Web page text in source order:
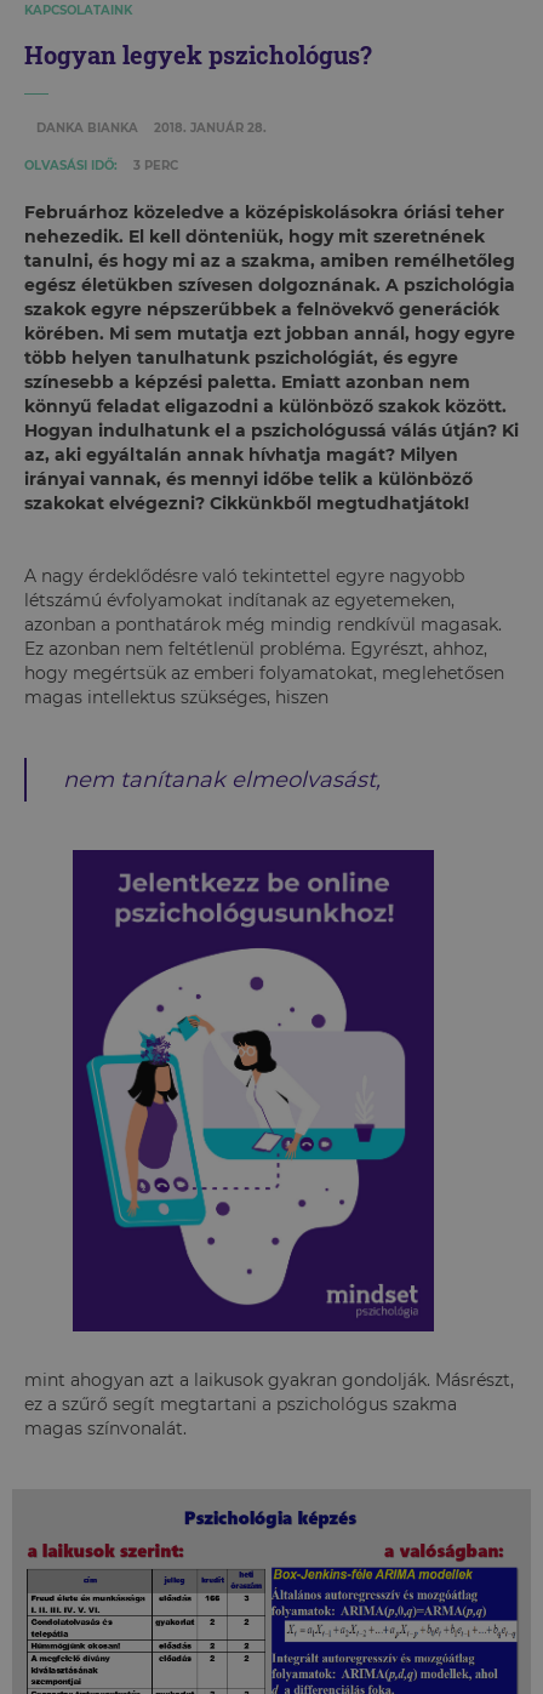
KAPCSOLATAINK
Hogyan legyek pszichológus?
DANKA BIANKA 2018. JANUÁR 28.
OLVASÁSI IDŐ: 3 PERC
Februárhoz közeledve a középiskolásokra óriási teher
nehezedik. El kell dönteniük, hogy mit szeretnének
tanulni, és hogy mi az a szakma, amiben remélhetőleg
egész életükben szívesen dolgoznának. A pszichológia
szakok egyre népszerűbbek a felnövekvő generációk
körében. Mi sem mutatja ezt jobban annál, hogy egyre
több helyen tanulhatunk pszichológiát, és egyre
színesebb a képzési paletta. Emiatt azonban nem
könnyű feladat eligazodni a különböző szakok között.
Hogyan indulhatunk el a pszichológussá válás útján? Ki
az, aki egyáltalán annak hívhatja magát? Milyen
irányai vannak, és mennyi időbe telik a különböző
szakokat elvégezni? Cikkünkből megtudhatjátok!
A nagy érdeklődésre való tekintettel egyre nagyobb
létszámú évfolyamokat indítanak az egyetemeken,
azonban a ponthatárok még mindig rendkívül magasak.
Ez azonban nem feltétlenül probléma. Egyrészt, ahhoz,
hogy megértsük az emberi folyamatokat, meglehetősen
magas intellektus szükséges, hiszen
nem tanítanak elmeolvasást,
mint ahogyan azt a laikusok gyakran gondolják. Másrészt,
ez a szűrő segít megtartani a pszichológus szakma
magas színvonalát.